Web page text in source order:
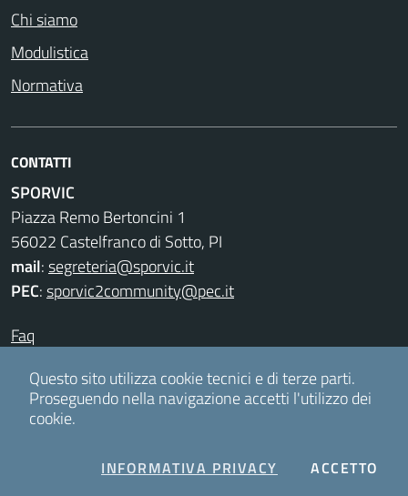
Chi siamo
Modulistica
Normativa
CONTATTI
SPORVIC
Piazza Remo Bertoncini 1
56022 Castelfranco di Sotto, PI
mail:segreteria@sporvic.it
PEC:sporvic2community@pec.it
Faq
Privacy & Cookies
Questo sito utilizza cookie tecnici e di terze parti.
Proseguendo nella navigazione accetti l'utilizzo dei
cookie.
INFORMATIVA PRIVACY COOKIES
ACCETTO